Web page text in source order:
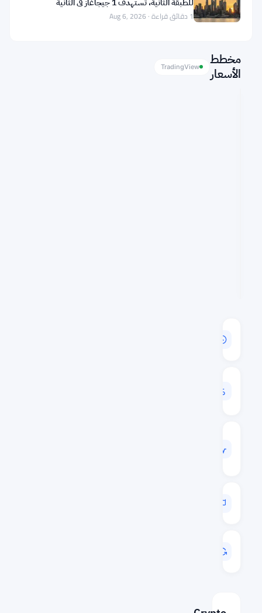
تابعنا على Google News
مخطط
الأسعار
TradingView
للطبقة الثانية، تستهدف 1 جيجاغاز في الثانية
1 دقائق قراءة · Aug 6, 2026